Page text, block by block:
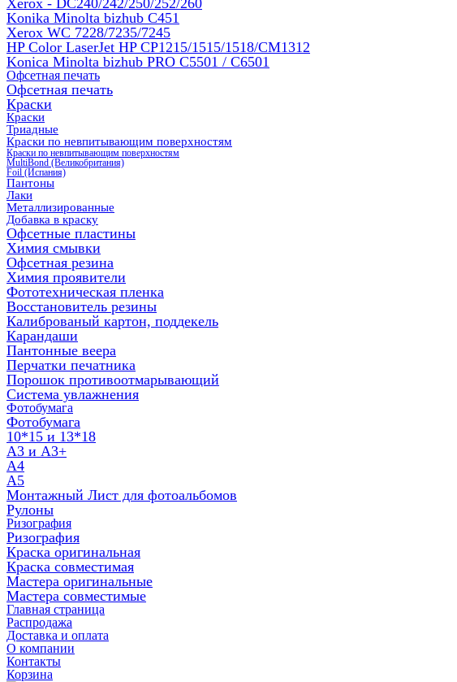
Xerox - DC240/242/250/252/260
Konika Minolta bizhub C451
Xerox WC 7228/7235/7245
HP Color LaserJet HP CP1215/1515/1518/CM1312
Konica Minolta bizhub PRO С5501 / С6501
Офсетная печать
Офсетная печать
Краски
Краски
Триадные
Краски по невпитывающим поверхностям
Краски по невпитывающим поверхностям
MultiBond (Великобритания)
Foil (Испания)
Пантоны
Лаки
Металлизированные
Добавка в краску
Офсетные пластины
Химия смывки
Офсетная резина
Химия проявители
Фототехническая пленка
Восстановитель резины
Калиброваный картон, поддекель
Карандаши
Пантонные веера
Перчатки печатника
Порошок противоотмарывающий
Система увлажнения
Фотобумага
Фотобумага
10*15 и 13*18
A3 и А3+
А4
А5
Монтажный Лист для фотоальбомов
Рулоны
Ризография
Ризография
Краска оригинальная
Краска совместимая
Мастера оригинальные
Мастера совместимые
Главная страница
Распродажа
Доставка и оплата
О компании
Контакты
Корзина